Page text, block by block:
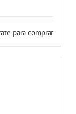
para comprar